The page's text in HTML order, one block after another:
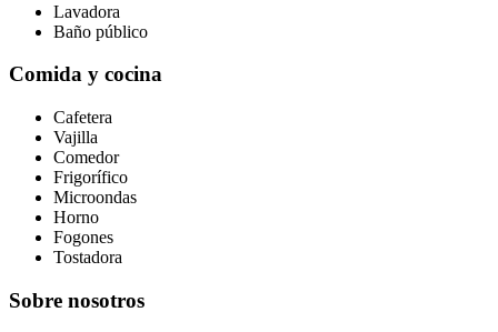
Lavadora
Baño público
Comida y cocina
Cafetera
Vajilla
Comedor
Frigorífico
Microondas
Horno
Fogones
Tostadora
Sobre nosotros